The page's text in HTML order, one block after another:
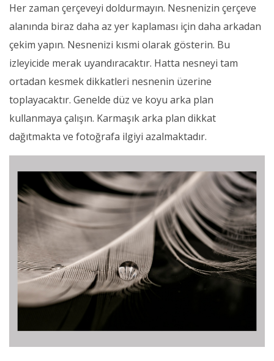
Her zaman çerçeveyi doldurmayın. Nesnenizin çerçeve
alanında biraz daha az yer kaplaması için daha arkadan
çekim yapın. Nesnenizi kısmi olarak gösterin. Bu
izleyicide merak uyandıracaktır. Hatta nesneyi tam
ortadan kesmek dikkatleri nesnenin üzerine
toplayacaktır. Genelde düz ve koyu arka plan
kullanmaya çalışın. Karmaşık arka plan dikkat
dağıtmakta ve fotoğrafa ilgiyi azalmaktadır.